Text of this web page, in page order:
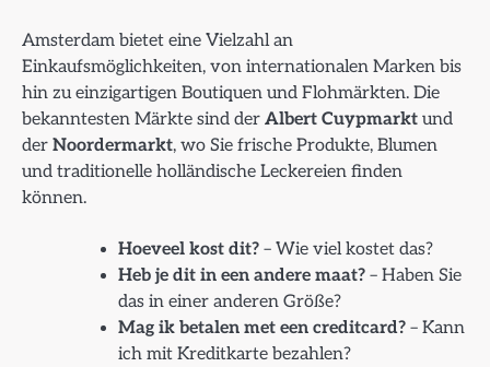
Amsterdam bietet eine Vielzahl an
Einkaufsmöglichkeiten, von internationalen Marken bis
hin zu einzigartigen Boutiquen und Flohmärkten. Die
bekanntesten Märkte sind der Albert Cuypmarkt und
der Noordermarkt, wo Sie frische Produkte, Blumen
und traditionelle holländische Leckereien finden
können.
Hoeveel kost dit? – Wie viel kostet das?
Heb je dit in een andere maat? – Haben Sie
das in einer anderen Größe?
Mag ik betalen met een creditcard? – Kann
ich mit Kreditkarte bezahlen?